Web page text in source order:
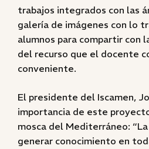
trabajos integrados con las
galería de imágenes con lo
alumnos para compartir con
del recurso que el docente
conveniente.
El presidente del Iscamen,
importancia de este
mosca del Mediterráneo:
generar conocimiento en